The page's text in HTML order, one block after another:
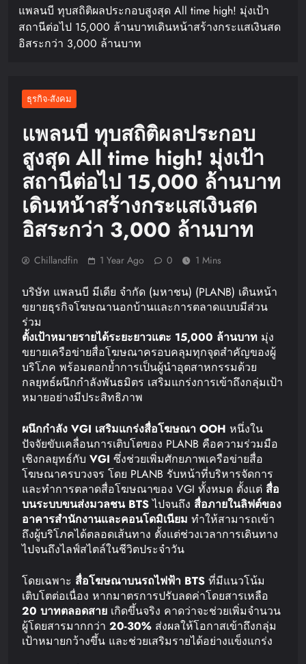
แพลนบี ทุบสถิติผลประกอบสูงสุด All time high! มุ่งเป้า
สถานีต่อไป 15,000 ล้านบาทเดินหน้าสร้างกระแสเงินสด
อิสระกว่า 3,000 ล้านบาท
ธุรกิจ-สังคม
แพลนบี ทุบสถิติผลประกอบ
สูงสุด All time high! มุ่งเป้า
สถานีต่อไป 15,000 ล้านบาท
เดินหน้าสร้างกระแสเงินสด
อิสระกว่า 3,000 ล้านบาท
Chillandfin 1 Year Ago 0 1 Mins
บริษัท แพลนบี มีเดีย จำกัด (มหาชน) (PLANB) เดินหน้า
ขยายธุรกิจโฆษณานอกบ้านและการตลาดแบบมีส่วน
ร่วม
ตั้งเป้าหมายรายได้ระยะยาวแตะ 15,000 ล้านบาท มุ่ง
ขยายเครือข่ายสื่อโฆษณาครอบคลุมทุกจุดสำคัญของผู้
บริโภค พร้อมตอกย้ำการเป็นผู้นำอุตสาหกรรมด้วย
กลยุทธ์ผนึกกำลังพันธมิตร เสริมแกร่งการเข้าถึงกลุ่มเป้า
หมายอย่างมีประสิทธิภาพ
ผนึกกำลัง VGI เสริมแกร่งสื่อโฆษณา OOH หนึ่งใน
ปัจจัยขับเคลื่อนการเติบโตของ PLANB คือความร่วมมือ
เชิงกลยุทธ์กับ VGI ซึ่งช่วยเพิ่มศักยภาพเครือข่ายสื่อ
โฆษณาครบวงจร โดย PLANB รับหน้าที่บริหารจัดการ
และทำการตลาดสื่อโฆษณาของ VGI ทั้งหมด ตั้งแต่ สื่อ
บนระบบขนส่งมวลชนBTSไปจนถึง สื่อภายในลิฟต์ของ
อาคารสำนักงานและคอนโดมิเนียม ทำให้สามารถเข้า
ถึงผู้บริโภคได้ตลอดเส้นทาง ตั้งแต่ช่วงเวลาการเดินทาง
ไปจนถึงไลฟ์สไตล์ในชีวิตประจำวัน
โดยเฉพาะ สื่อโฆษณาบนรถไฟฟ้า BTS ที่มีแนวโน้ม
เติบโตต่อเนื่อง หากมาตรการปรับลดค่าโดยสารเหลือ
20 บาทตลอดสาย เกิดขึ้นจริง คาดว่าจะช่วยเพิ่มจำนวน
ผู้โดยสารมากกว่า 20-30% ส่งผลให้โอกาสเข้าถึงกลุ่ม
เป้าหมายกว้างขึ้น และช่วยเสริมรายได้อย่างแข็งแกร่ง